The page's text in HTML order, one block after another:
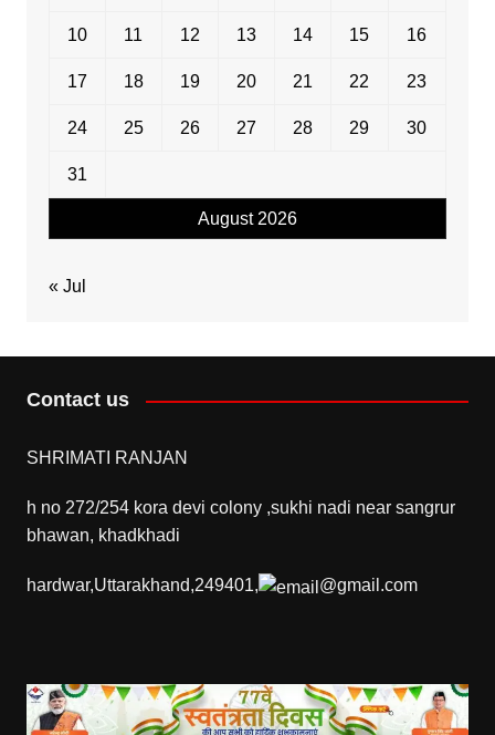
August 2026
10 11 12 13 14 15 16
17 18 19 20 21 22 23
24 25 26 27 28 29 30
31
« Jul
Contact us
SHRIMATI RANJAN
h no 272/254 kora devi colony ,sukhi nadi near sangrur
bhawan, khadkhadi
hardwar,Uttarakhand,249401, @gmail.com